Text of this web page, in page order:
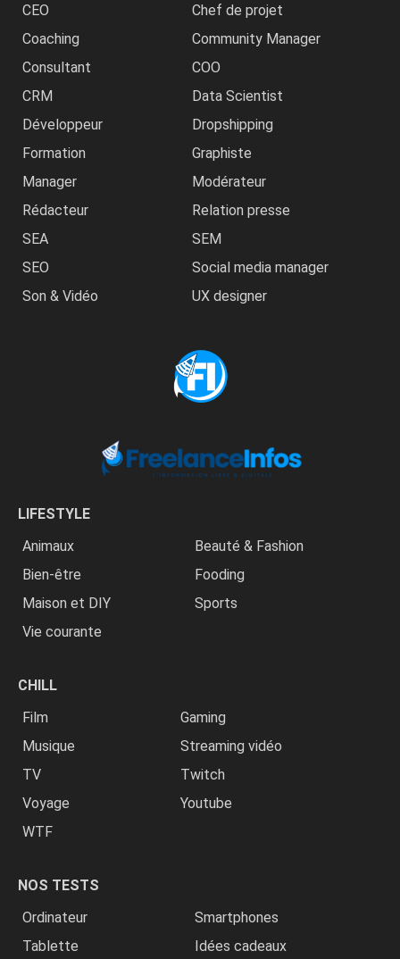
CEO
Chef de projet
Coaching
Community Manager
Consultant
COO
CRM
Data Scientist
Développeur
Dropshipping
Formation
Graphiste
Manager
Modérateur
Rédacteur
Relation presse
SEA
SEM
SEO
Social media manager
Son & Vidéo
UX designer
LIFESTYLE
Animaux
Beauté & Fashion
Bien-être
Fooding
Maison et DIY
Sports
Vie courante
CHILL
Film
Gaming
Musique
Streaming vidéo
TV
Twitch
Voyage
Youtube
WTF
NOS TESTS
Ordinateur
Smartphones
Tablette
Idées cadeaux